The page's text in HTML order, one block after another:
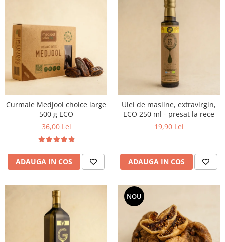
Curmale Medjool choice large
500 g ECO
36,00 Lei
ADAUGA IN COS
Ulei de masline, extravirgin,
ECO 250 ml - presat la rece
19,90 Lei
ADAUGA IN COS
NOU